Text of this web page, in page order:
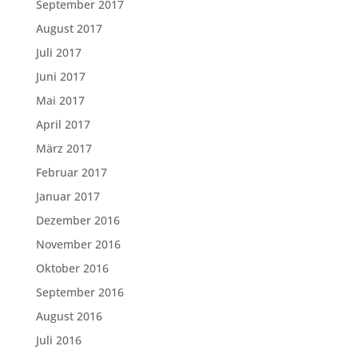
September 2017
August 2017
Juli 2017
Juni 2017
Mai 2017
April 2017
März 2017
Februar 2017
Januar 2017
Dezember 2016
November 2016
Oktober 2016
September 2016
August 2016
Juli 2016